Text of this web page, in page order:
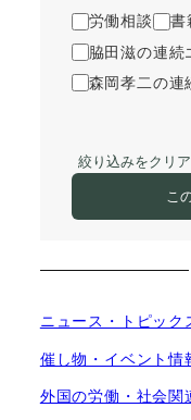
労働相談
書
脇田滋の連続
森岡孝二の連
絞り込みをクリア
こ
ニュース・トピック
催し物・イベント情
外国の労働・社会関